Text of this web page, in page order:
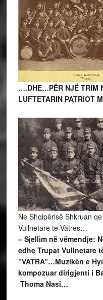
….DHE…PËR NJË TRIM
LUFTETARIN PATRIOT
Ne Shqipërisë Shkruan
Vullnetare te Vatres…
– Sjellim në vëmendje:
edhe Trupat Vullnetare
”VATRA”…Muzikën e
kompozuar dirigjenti i
Thoma